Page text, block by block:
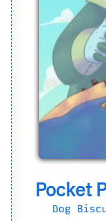
Pocket
Dog